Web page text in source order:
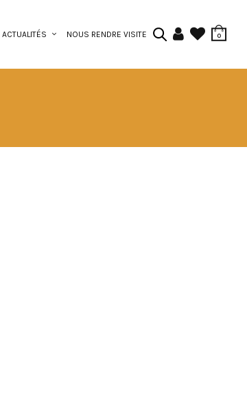
ACTUALITÉS NOUS RENDRE VISITE 0